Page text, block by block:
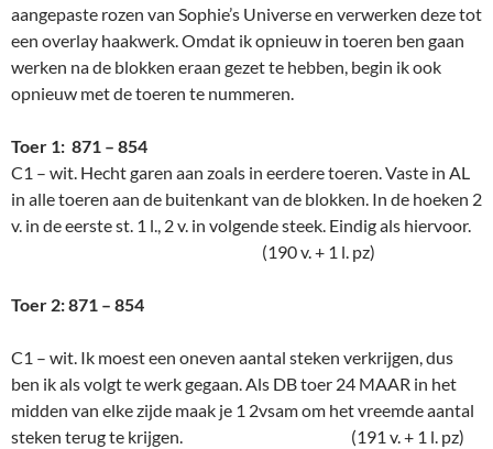
aangepaste rozen van Sophie’s Universe en verwerken deze tot
een overlay haakwerk. Omdat ik opnieuw in toeren ben gaan
werken na de blokken eraan gezet te hebben, begin ik ook
opnieuw met de toeren te nummeren.
Toer 1: 871 – 854
C1 – wit. Hecht garen aan zoals in eerdere toeren. Vaste in AL
in alle toeren aan de buitenkant van de blokken. In de hoeken 2
v. in de eerste st. 1 l., 2 v. in volgende steek. Eindig als hiervoor.
(190 v. + 1 l. pz)
Toer 2: 871 – 854
C1 – wit. Ik moest een oneven aantal steken verkrijgen, dus
ben ik als volgt te werk gegaan. Als DB toer 24 MAAR in het
midden van elke zijde maak je 1 2vsam om het vreemde aantal
steken terug te krijgen. (191 v. + 1 l. pz)